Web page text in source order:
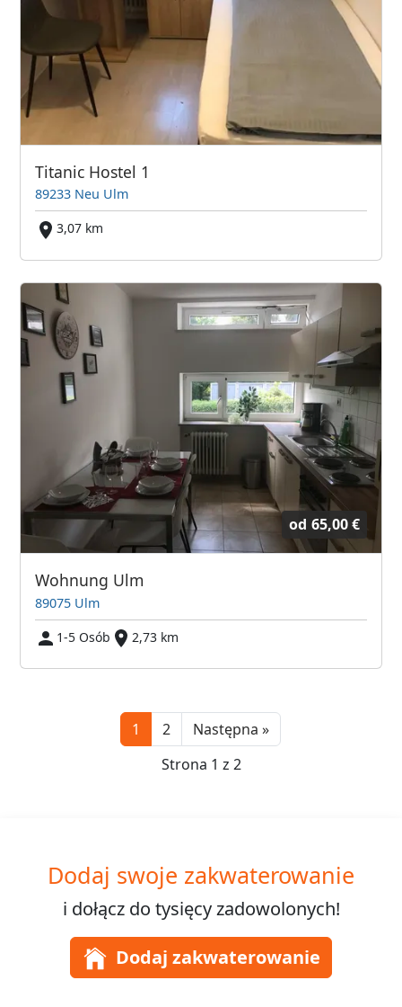
Titanic Hostel 1
89233 Neu Ulm
3,07 km
od 65,00 €
Wohnung Ulm
89075 Ulm
1-5 Osób
2,73 km
1 2 Następna »Next
Strona 1 z 2
Dodaj swoje zakwaterowanie
i dołącz do tysięcyzadowolonych!
Dodaj zakwaterowanie